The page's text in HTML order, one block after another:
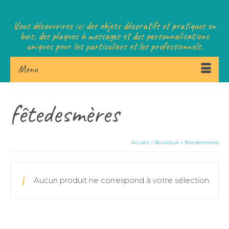
Vous découvrirez ici des objets décoratifs et pratiques en
bois, des plaques à messages et des personnalisations
uniques pour les particuliers et les professionnels.
Menu
fêtedesmères
Accueil » Boutique » fêtedesmères
Aucun produit ne correspond à votre sélection.